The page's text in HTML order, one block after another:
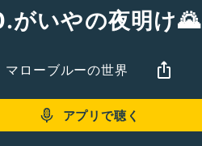
がいやの夜明け🌄
マローブルーの世界
アプリで聴く